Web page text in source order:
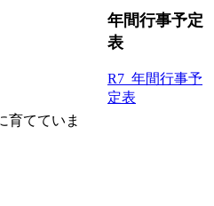
育てていま
年間行事予定
表
R7_年間行事予
定表